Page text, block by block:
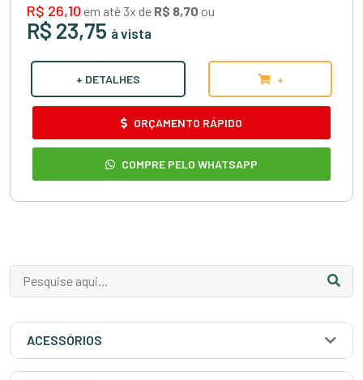
ACESSÓRIOS
R$ 26,10 em até 3x de R$ 8,70 ou
R$ 23,75 à vista
+ DETALHES +
ORÇAMENTO RÁPIDO
COMPRE PELO WHATSAPP